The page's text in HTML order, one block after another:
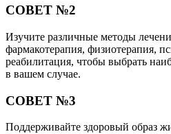
СОВЕТ №2
Изучите различные методы
фармакотерапия, физиотерапия,
реабилитация, чтобы выбрать
в вашем случае.
СОВЕТ №3
Поддерживайте здоровый образ